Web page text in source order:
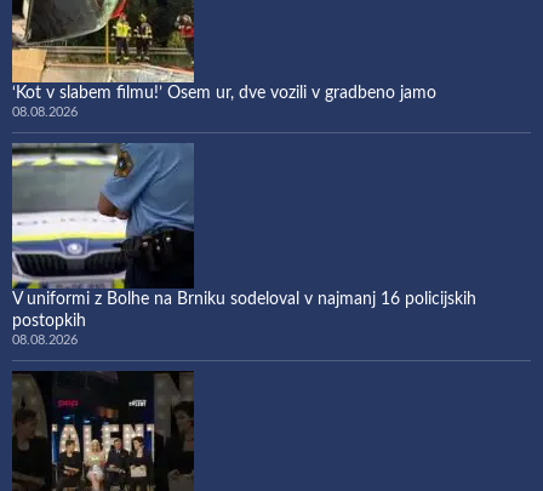
‘Kot v slabem filmu!’ Osem ur, dve vozili v gradbeno jamo
08.08.2026
V uniformi z Bolhe na Brniku sodeloval v najmanj 16 policijskih
postopkih
08.08.2026